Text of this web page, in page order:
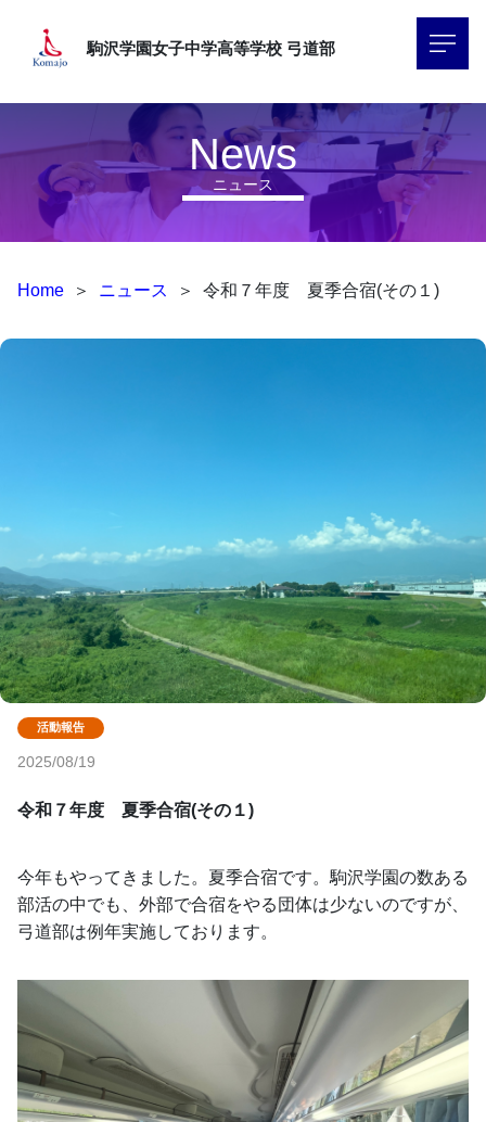
駒沢学園女子中学高等学校 弓道部
ニュース
News
Home ＞ ニュース ＞ 令和７年度 夏季合宿(その１)
2025/08/19
令和７年度　夏季合宿(その１)
今年もやってきました。夏季合宿です。駒沢学園の数ある
部活の中でも、外部で合宿をやる団体は少ないのですが、
弓道部は例年実施しております。